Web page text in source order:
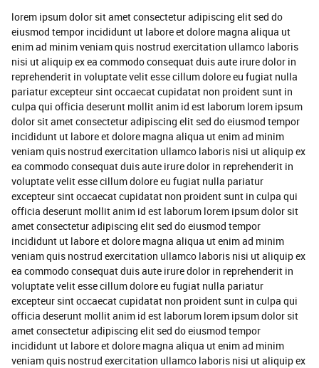
lorem ipsum dolor sit amet consectetur adipiscing elit sed do
eiusmod tempor incididunt ut labore et dolore magna aliqua ut
enim ad minim veniam quis nostrud exercitation ullamco laboris
nisi ut aliquip ex ea commodo consequat duis aute irure dolor in
reprehenderit in voluptate velit esse cillum dolore eu fugiat nulla
pariatur excepteur sint occaecat cupidatat non proident sunt in
culpa qui officia deserunt mollit anim id est laborum lorem ipsum
dolor sit amet consectetur adipiscing elit sed do eiusmod tempor
incididunt ut labore et dolore magna aliqua ut enim ad minim
veniam quis nostrud exercitation ullamco laboris nisi ut aliquip ex
ea commodo consequat duis aute irure dolor in reprehenderit in
voluptate velit esse cillum dolore eu fugiat nulla pariatur
excepteur sint occaecat cupidatat non proident sunt in culpa qui
officia deserunt mollit anim id est laborum lorem ipsum dolor sit
amet consectetur adipiscing elit sed do eiusmod tempor
incididunt ut labore et dolore magna aliqua ut enim ad minim
veniam quis nostrud exercitation ullamco laboris nisi ut aliquip ex
ea commodo consequat duis aute irure dolor in reprehenderit in
voluptate velit esse cillum dolore eu fugiat nulla pariatur
excepteur sint occaecat cupidatat non proident sunt in culpa qui
officia deserunt mollit anim id est laborum lorem ipsum dolor sit
amet consectetur adipiscing elit sed do eiusmod tempor
incididunt ut labore et dolore magna aliqua ut enim ad minim
veniam quis nostrud exercitation ullamco laboris nisi ut aliquip ex